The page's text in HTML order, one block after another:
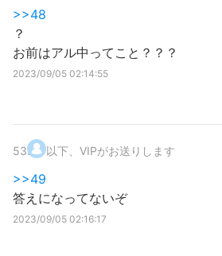
>>48
？
お前はアル中ってこと？？？
2023/09/05 02:14:55
53. 以下、VIPがお送りします
>>49
答えになってないぞ
2023/09/05 02:16:17